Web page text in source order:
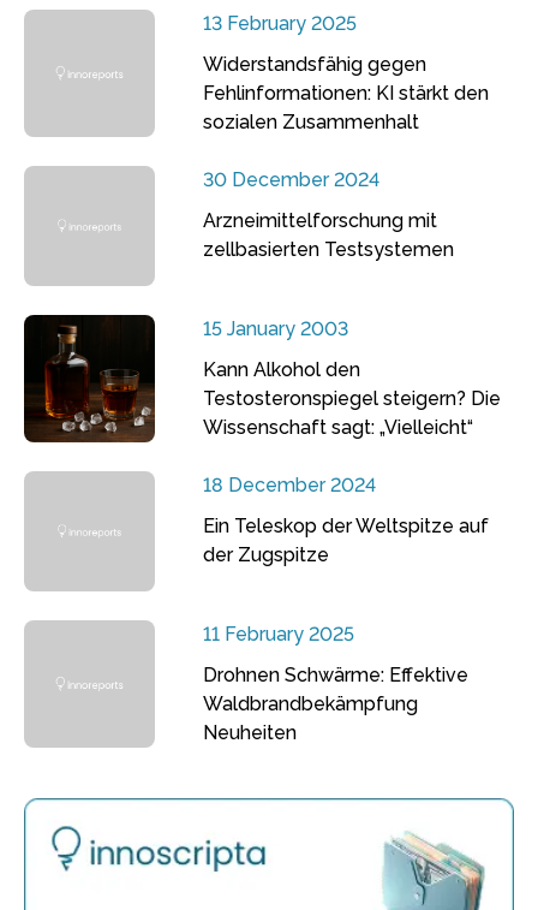
13 February 2025
Widerstandsfähig gegen
Fehlinformationen: KI stärkt den
sozialen Zusammenhalt
30 December 2024
Arzneimittelforschung mit
zellbasierten Testsystemen
15 January 2003
Kann Alkohol den
Testosteronspiegel steigern? Die
Wissenschaft sagt: „Vielleicht“
18 December 2024
Ein Teleskop der Weltspitze auf
der Zugspitze
11 February 2025
Drohnen Schwärme: Effektive
Waldbrandbekämpfung
Neuheiten